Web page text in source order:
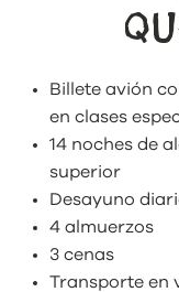
Billete avión
en clases
14 noches de
superior
Desayuno
4 almuerzos
3 cenas
Transporte en